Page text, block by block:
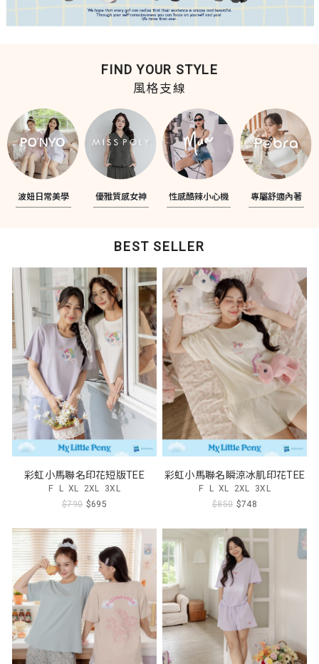
FIND YOUR STYLE
風格支線
波妞日常美學 優雅質感女神 性感酷辣小心機 專屬舒適內著
BEST SELLER
彩虹小馬聯名印花短版TEE
F L XL 2XL 3XL
$790 $695
彩虹小馬聯名瞬涼冰肌印花TEE
F L XL 2XL 3XL
$850 $748